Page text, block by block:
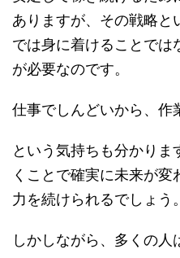
ありますが、その戦略と
では身に着けることでは
が必要なのです。
仕事でしんどいから、作
という気持ちも分かり
くことで確実に未来が
力を続けられるでしょう。
しかしながら、多くの